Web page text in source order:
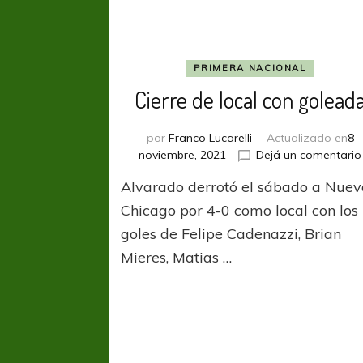
PRIMERA NACIONAL
Cierre de local con
por Franco Lucarelli Actualizado en8
noviembre, 2021
Dejá un comentario
Alvarado derrotó el sábado a
Chicago por 4-0 como local con los
goles de Felipe Cadenazzi, Brian
Mieres, Matias …